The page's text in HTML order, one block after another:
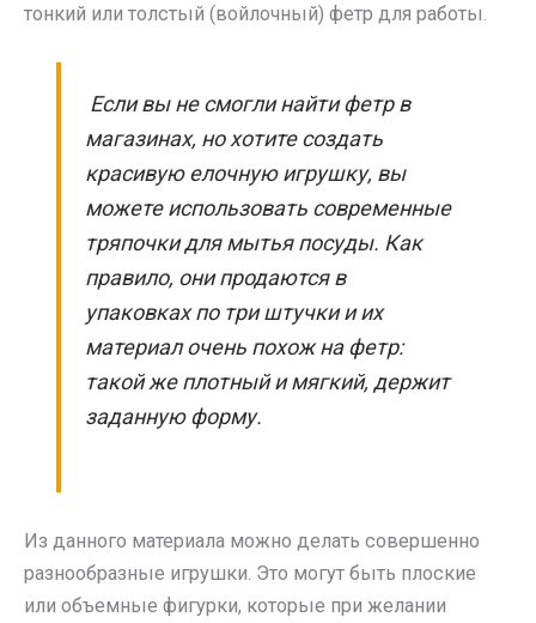
тонкий или толстый (войлочный) фетр для работы.
Если вы не смогли найти фетр в
магазинах, но хотите создать
красивую елочную игрушку, вы
можете использовать современные
тряпочки для мытья посуды. Как
правило, они продаются в
упаковках по три штучки и их
материал очень похож на фетр:
такой же плотный и мягкий, держит
заданную форму.
Из данного материала можно делать совершенно
разнообразные игрушки. Это могут быть плоские
или объемные фигурки, которые при желании